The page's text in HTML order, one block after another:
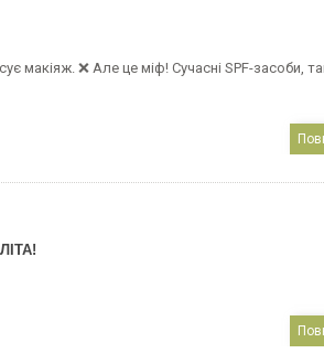
макіяж. ❌ Але це міф! Сучасні SPF-засоби,